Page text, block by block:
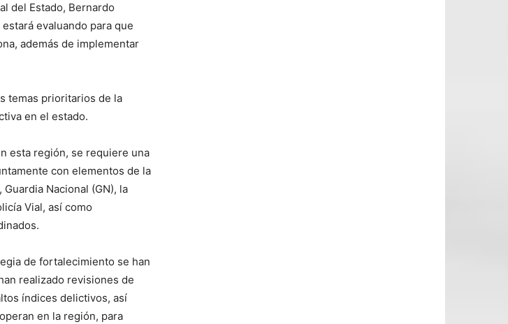
del Estado, Bernardo
evaluando para que
además de implementar
temas prioritarios de la
en el estado.
esta región, se requiere una
con elementos de la
Nacional (GN), la
Vial, así como
de fortalecimiento se han
realizado revisiones de
índices delictivos, así
en la región, para